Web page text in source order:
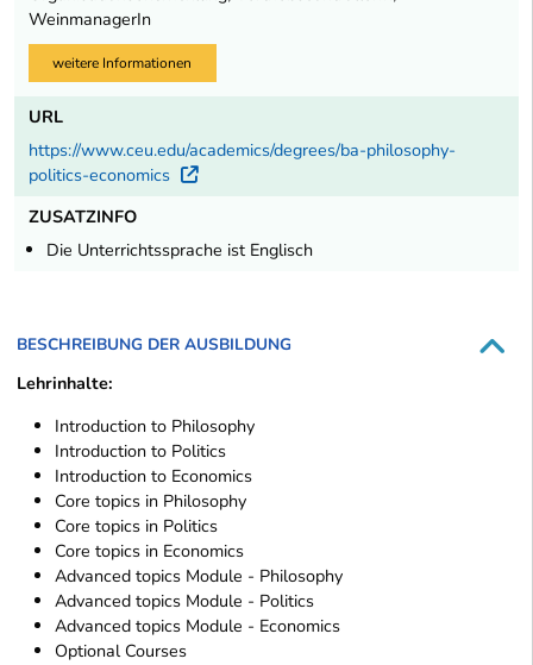
WeinmanagerIn
weitere Informationen
URL
https://www.ceu.edu/academics/degrees/ba-philosophy-
politics-economics
Externer Link
ZUSATZINFO
Die Unterrichtssprache ist Englisch
BESCHREIBUNG DER AUSBILDUNG
Lehrinhalte:
Introduction to Philosophy
Introduction to Politics
Introduction to Economics
Core topics in Philosophy
Core topics in Politics
Core topics in Economics
Advanced topics Module - Philosophy
Advanced topics Module - Politics
Advanced topics Module - Economics
Optional Courses